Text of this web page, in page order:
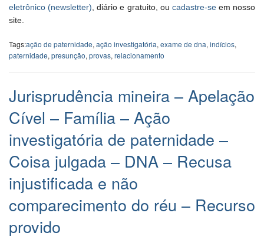
eletrônico (newsletter) , diário e gratuito, ou cadastre-seem nosso
site.
Tags:ação de paternidade, ação investigatória, exame de dna, indícios,
paternidade, presunção, provas, relacionamento
Jurisprudência mineira – Apelação
Cível – Família – Ação
investigatória de paternidade –
Coisa julgada – DNA – Recusa
injustificada e não
comparecimento do réu – Recurso
provido